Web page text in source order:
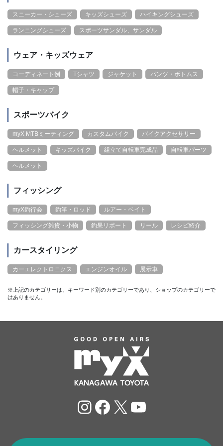
スニーカー・シューズ キッズシューズ ハイキングシューズ
ランニングシューズ スポーツサンダル、サンダル
ウェア・キッズウェア
コーディネート例 Tシャツ ジャケット パンツ・ボトムス
帽子・キャップ
スポーツバイク
myX MTBミーティング カスタムバイク バイクアクセサリー
ヘルメット キッズバイク 組立て自転車完成品 自転車パーツ
ヘルメット
フィッシング
myX釣行会 釣竿・ロッド ルアー・ベイト
フィッシング雑貨・小物 釣果リポート リール レシピ紹介
カースタイリング
カーエレクトロニクス エンジンオイル 展示車
※上記のカテゴリーは、キーワード別のカテゴリーであり、ショップのカテゴリーで
はありません。
Instagram
Facebook
X YouTube